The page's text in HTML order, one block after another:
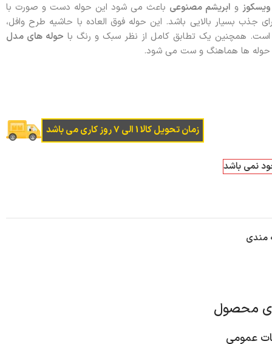
و ابریشم مصنوعی باعث می شود این حوله دست و صورت با
جذب بسیار بالایی باشد. این حوله فوق العاده با حاشیه طرح وافل،
است. همچنین یک تطابق کامل از نظر سبک و رنگ با حوله های مدل
حوله ها هماهنگ و ست می شود.
زمان تحویل کالا 1 الی 7 روز کاری می باشد
نمی باشد
مندی
محصول
عمومی